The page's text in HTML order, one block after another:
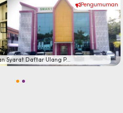
Pengumuman
#
Syarat Daftar Ulang P...